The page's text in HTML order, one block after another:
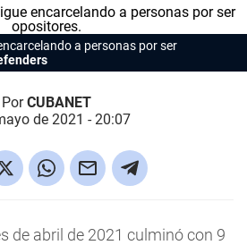
a personas por ser
PorCUBANET
de 2021 - 20:07
de abril de 2021 culminó con 9